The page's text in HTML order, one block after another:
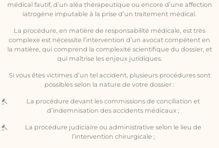
médical fautif, d’un aléa thérapeutique ou encore d’une affection
iatrogène imputable à la prise d’un traitement médical.
La procédure, en matière de responsabilité médicale, est très
complexe est nécessite l’intervention d’un avocat compétent en
la matière, qui comprend la complexité scientifique du dossier, et
qui maîtrise les enjeux juridiques.
Si vous êtes victimes d’un tel accident, plusieurs procédures sont
possibles selon la nature de votre dossier :
La procédure devant les commissions de conciliation et
d’indemnisation des accidents médicaux ;
La procédure judiciaire ou administrative selon le lieu de
l’intervention chirurgicale ;